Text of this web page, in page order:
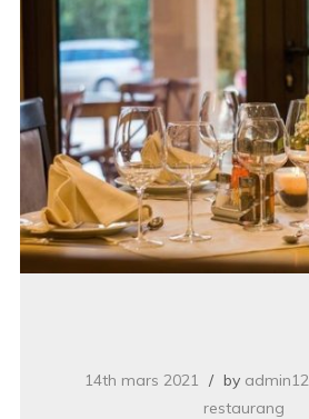
14th mars 2021 by admin12
restaurang